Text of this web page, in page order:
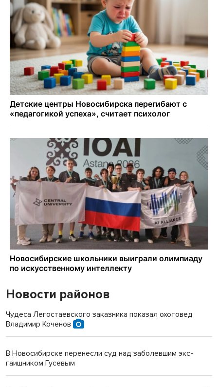
Новости районов
Чудеса Легостаевского заказника показал охотовед
Владимир Коченов
В Новосибирске перенесли суд над заболевшим экс-
гаишником Гусевым